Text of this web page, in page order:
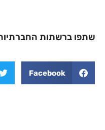
שתפו ברשתות
Facebook